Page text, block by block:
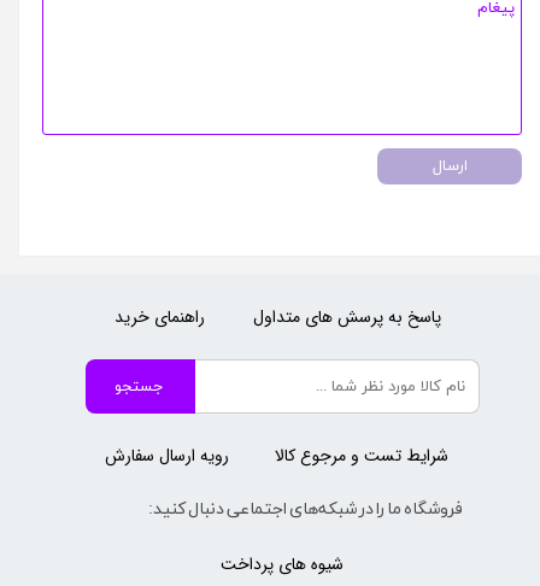
ارسال
جستجو
فروشگاه ما را در شبکه‌های اجتماعی دنبال کنید:
رویه ارسال سفارش
راهنمای خرید
شیوه های پرداخت
پاسخ به پرسش های متداول
شرایط تست و مرجوع کالا